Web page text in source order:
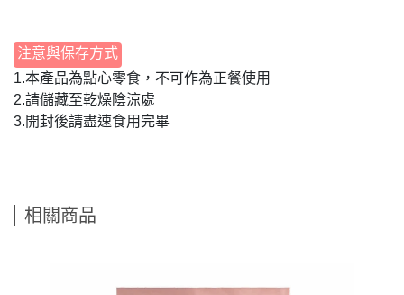
注意與保存方式
1.本產品為點心零食，不可作為正餐使用
2.請儲藏至乾燥陰涼處
3.開封後請盡速食用完畢
相關商品